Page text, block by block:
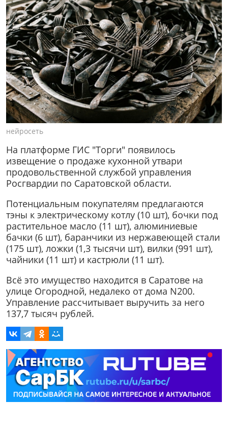
нейросеть
На платформе ГИС "Торги" появилось
извещение о продаже кухонной утвари
продовольственной службой управления
Росгвардии по Саратовской области.
Потенциальным покупателям предлагаются
тэны к электрическому котлу (10 шт), бочки под
растительное масло (11 шт), алюминиевые
бачки (6 шт), баранчики из нержавеющей стали
(175 шт), ложки (1,3 тысячи шт), вилки (991 шт),
чайники (11 шт) и кастрюли (11 шт).
Всё это имущество находится в Саратове на
улице Огородной, недалеко от дома N200.
Управление рассчитывает выручить за него
137,7 тысяч рублей.